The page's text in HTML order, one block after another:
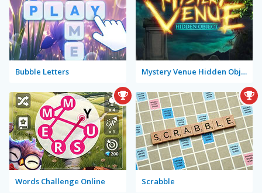
Bubble Letters Mystery Venue Hidden Object
Words Challenge Online Scrabble